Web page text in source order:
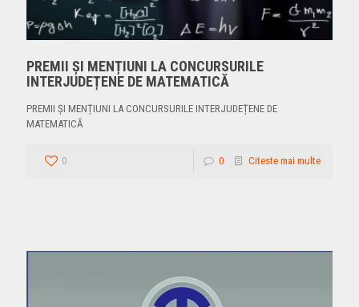
PREMII ȘI MENȚIUNI LA CONCURSURILE
INTERJUDEȚENE DE MATEMATICĂ
PREMII ȘI MENȚIUNI LA CONCURSURILE INTERJUDEȚENE DE
MATEMATICĂ
0 0 Citeste mai multe